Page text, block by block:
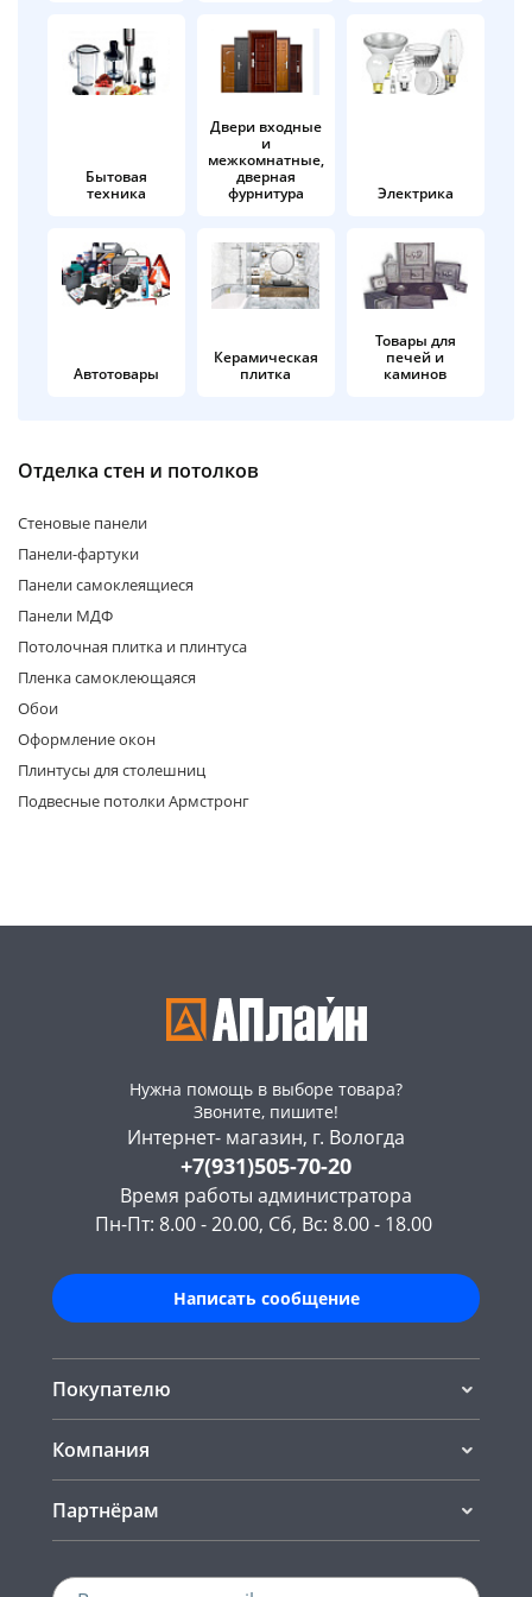
Бытовая
техника
Двери входные
и
межкомнатные,
дверная
фурнитура
Электрика
Автотовары
Керамическая
плитка
Товары для
печей и
каминов
Отделка стен и потолков
Стеновые панели
Панели-фартуки
Панели самоклеящиеся
Панели МДФ
Потолочная плитка и плинтуса
Пленка самоклеющаяся
Обои
Оформление окон
Плинтусы для столешниц
Подвесные потолки Армстронг
Нужна помощь в выборе товара?
Звоните, пишите!
Интернет- магазин, г. Вологда
+7(931)505-70-20
Время работы администратора
Пн-Пт: 8.00 - 20.00, Сб, Вс: 8.00 - 18.00
Написать сообщение
Покупателю
Компания
Партнёрам
об оплате Плайтом
раз в 2
недели
Остались вопросы?
8 800 302-02-51
plait.ru